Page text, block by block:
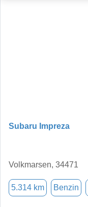
Subaru Impreza
Volkmarsen, 34471
5.314 km Benzin